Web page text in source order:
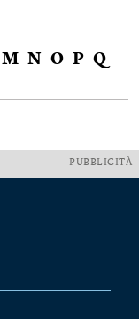
M N O P Q
PUBBLICITÀ